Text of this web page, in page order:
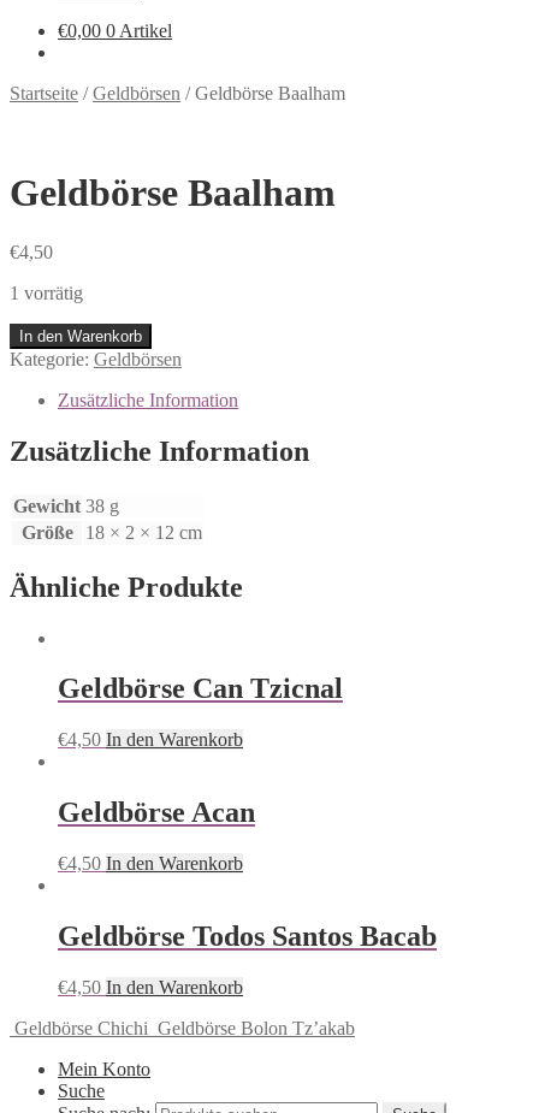
€0,00 0 Artikel
Startseite /Geldbörsen /Geldbörse Baalham
Geldbörse Baalham
€4,50
1 vorrätig
In den Warenkorb
Kategorie: Geldbörsen
Zusätzliche Information
Zusätzliche Information
Gewicht 38 g
Größe
18 × 2 × 12 cm
Ähnliche Produkte
Geldbörse Can Tzicnal
€4,50 In den Warenkorb
Geldbörse Acan
€4,50 In den Warenkorb
Geldbörse Todos Santos Bacab
€4,50 In den Warenkorb
Geldbörse Chichi Geldbörse Bolon Tzʼakab
Mein Konto
Suche